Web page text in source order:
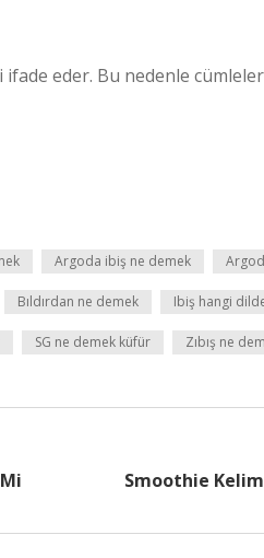
eder. Bu nedenle
Argoda ibiş ne demek
Bıldırdan ne demek Ibiş hangi
SG ne demek küfür Zıbış ne
Smoothie